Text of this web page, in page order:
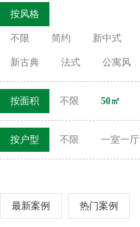
按风格
不限 简约 新中式
新古典 法式 公寓风
按面积 不限 50㎡
按户型 不限 一室一厅
最新案例 热门案例